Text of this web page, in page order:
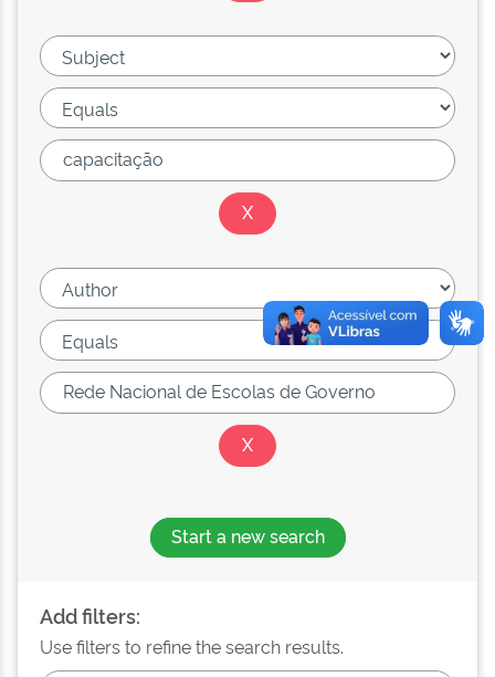
Start a new search
Add filters:
Use filters to refine the search results.